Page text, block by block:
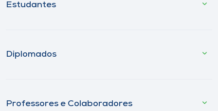
Estudantes
Diplomados
Professores e Colaboradores